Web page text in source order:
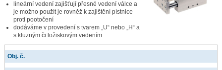
lineární vedení zajišťují přesné vedení válce a
je možno použít je rovněž k zajištění pístnice
proti pootočení
dodáváme v provedení s tvarem „U“ nebo „H“ a
s kluzným či ložiskovým vedením
Obj. č.